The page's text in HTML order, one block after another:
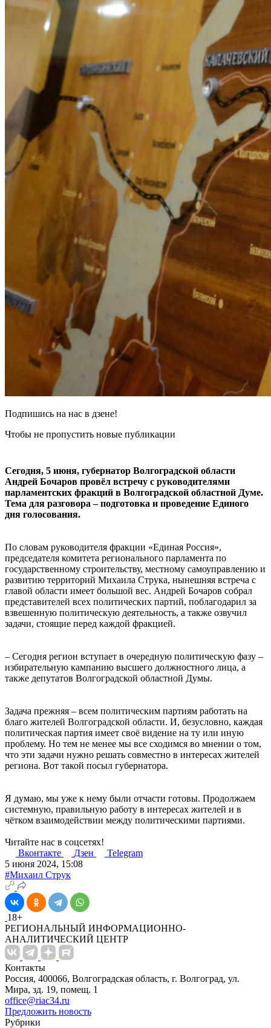
Подпишись на нас в дзене!
Чтобы не пропустить новые публикации
Сегодня, 5 июня, губернатор Волгоградской области
Андрей Бочаров провёл встречу с руководителями
парламентских фракций в Волгоградской областной Думе.
Тема для разговора – подготовка и проведение Единого
дня голосования.
По словам руководителя фракции «Единая Россия»,
председателя комитета регионального парламента по
государственному строительству, местному самоуправлению и
развитию территорий Михаила Струка, нынешняя встреча с
главой области имеет большой вес. Андрей Бочаров собрал
представителей всех политических партий, поблагодарил за
взвешенную политическую деятельность, а также озвучил
задачи, стоящие перед каждой фракцией.
– Сегодня регион вступает в очередную политическую фазу –
избирательную кампанию высшего должностного лица, а
также депутатов Волгоградской областной Думы.
Задача прежняя – всем политическим партиям работать на
благо жителей Волгоградской области. И, безусловно, каждая
политическая партия имеет своё видение на ту или иную
проблему. Но тем не менее мы все сходимся во мнении о том,
что эти задачи нужно решать совместно в интересах жителей
региона. Вот такой посыл губернатора.
Я думаю, мы уже к нему были отчасти готовы. Продолжаем
системную, правильную работу в интересах жителей и в
чётком взаимодействии между политическими партиями.
Читайте нас в соцсетях!
Вконтакте
Дзен
Telegram
5 июня 2024, 15:08
#Михаил Струк
18+
РЕГИОНАЛЬНЫЙ ИНФОРМАЦИОННО-
АНАЛИТИЧЕСКИЙ ЦЕНТР
Контакты
Россия, 400066, Волгоградская область, г. Волгоград, ул.
Мира, зд. 19, помещ. 1
office@riac34.ru
Предложить новость
Рубрики